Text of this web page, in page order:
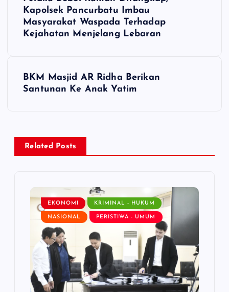
v
Kapolsek Pancurbatu Imbau
Masyarakat Waspada Terhadap
Kejahatan Menjelang Lebaran
BKM Masjid AR Ridha Berikan
Santunan Ke Anak Yatim
Related Posts
EKONOMI KRIMINAL - HUKUM
NASIONAL PERISTIWA - UMUM